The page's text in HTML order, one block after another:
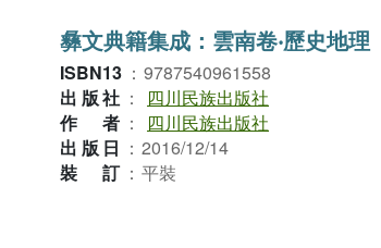
彝文典籍集成：雲南卷‧歷史地理
ISBN13 ： 9787540961558
出版社 ：
四川民族出版社
作者 ：
四川民族出版社
出版日 ： 2016/12/14
裝訂 ： 平裝